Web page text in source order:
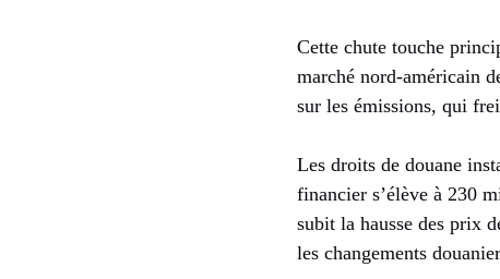
Cette chute touche
marché nord-américain
sur les émissions, qui
Les droits de douane
financier s’élève à 230
subit la hausse des prix
les changements